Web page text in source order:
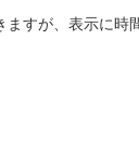
すが、表示に時